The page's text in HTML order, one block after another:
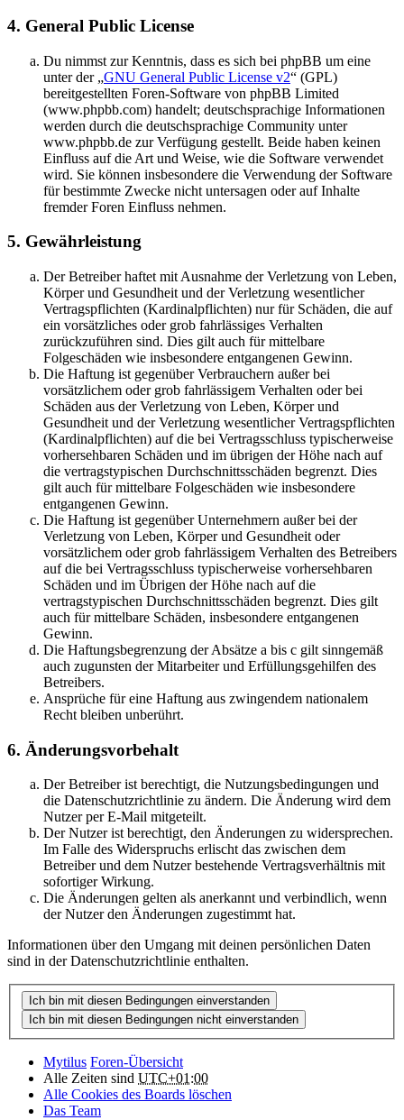
4. General Public License
Du nimmst zur Kenntnis, dass es sich bei phpBB um eine
unter der „GNU General Public License v2“ (GPL)
bereitgestellten Foren-Software von phpBB Limited
(www.phpbb.com) handelt; deutschsprachige Informationen
werden durch die deutschsprachige Community unter
www.phpbb.de zur Verfügung gestellt. Beide haben keinen
Einfluss auf die Art und Weise, wie die Software verwendet
wird. Sie können insbesondere die Verwendung der Software
für bestimmte Zwecke nicht untersagen oder auf Inhalte
fremder Foren Einfluss nehmen.
5. Gewährleistung
Der Betreiber haftet mit Ausnahme der Verletzung von Leben,
Körper und Gesundheit und der Verletzung wesentlicher
Vertragspflichten (Kardinalpflichten) nur für Schäden, die auf
ein vorsätzliches oder grob fahrlässiges Verhalten
zurückzuführen sind. Dies gilt auch für mittelbare
Folgeschäden wie insbesondere entgangenen Gewinn.
Die Haftung ist gegenüber Verbrauchern außer bei
vorsätzlichem oder grob fahrlässigem Verhalten oder bei
Schäden aus der Verletzung von Leben, Körper und
Gesundheit und der Verletzung wesentlicher Vertragspflichten
(Kardinalpflichten) auf die bei Vertragsschluss typischerweise
vorhersehbaren Schäden und im übrigen der Höhe nach auf
die vertragstypischen Durchschnittsschäden begrenzt. Dies
gilt auch für mittelbare Folgeschäden wie insbesondere
entgangenen Gewinn.
Die Haftung ist gegenüber Unternehmern außer bei der
Verletzung von Leben, Körper und Gesundheit oder
vorsätzlichem oder grob fahrlässigem Verhalten des Betreibers
auf die bei Vertragsschluss typischerweise vorhersehbaren
Schäden und im Übrigen der Höhe nach auf die
vertragstypischen Durchschnittsschäden begrenzt. Dies gilt
auch für mittelbare Schäden, insbesondere entgangenen
Gewinn.
Die Haftungsbegrenzung der Absätze a bis c gilt sinngemäß
auch zugunsten der Mitarbeiter und Erfüllungsgehilfen des
Betreibers.
Ansprüche für eine Haftung aus zwingendem nationalem
Recht bleiben unberührt.
6. Änderungsvorbehalt
Der Betreiber ist berechtigt, die Nutzungsbedingungen und
die Datenschutzrichtlinie zu ändern. Die Änderung wird dem
Nutzer per E-Mail mitgeteilt.
Der Nutzer ist berechtigt, den Änderungen zu widersprechen.
Im Falle des Widerspruchs erlischt das zwischen dem
Betreiber und dem Nutzer bestehende Vertragsverhältnis mit
sofortiger Wirkung.
Die Änderungen gelten als anerkannt und verbindlich, wenn
der Nutzer den Änderungen zugestimmt hat.
Informationen über den Umgang mit deinen persönlichen Daten
sind in der Datenschutzrichtlinie enthalten.
Mytilus Foren-Übersicht
Alle Zeiten sind UTC+01:00
Alle Cookies des Boards löschen
Das Team